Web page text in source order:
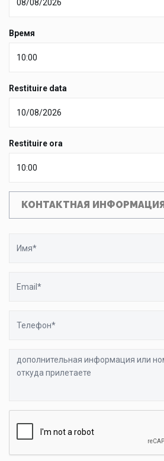
Время
Restituire data
Restituire ora
КОНТАКТНАЯ ИНФОРМАЦИЯ